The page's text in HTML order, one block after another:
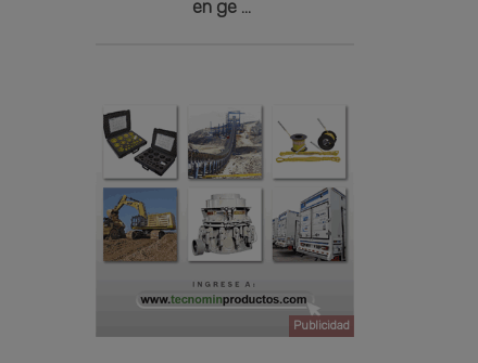
en ge ...
Publicidad